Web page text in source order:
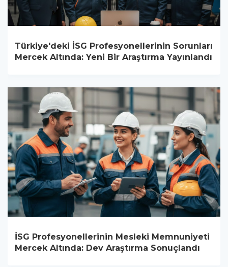
Türkiye'deki İSG Profesyonellerinin Sorunları
Mercek Altında: Yeni Bir Araştırma Yayınlandı
İSG Profesyonellerinin Mesleki Memnuniyeti
Mercek Altında: Dev Araştırma Sonuçlandı